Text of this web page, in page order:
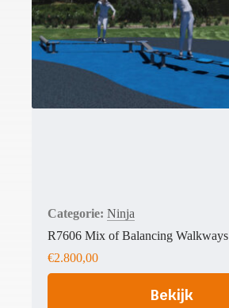
Ninja
R7606 Mix of Balancing Walkways
€2.800,00
Bekijk